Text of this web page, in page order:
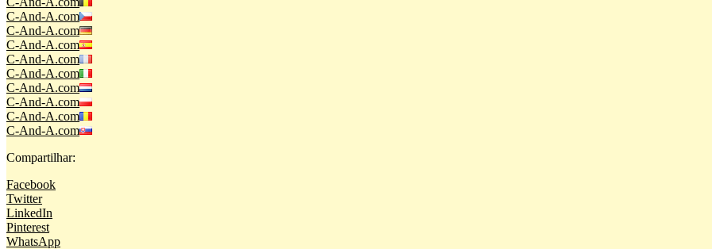
C-And-A.com
C-And-A.com
C-And-A.com
C-And-A.com
C-And-A.com
C-And-A.com
C-And-A.com
C-And-A.com
C-And-A.com
Compartilhar:
Facebook
Twitter
LinkedIn
Pinterest
WhatsApp